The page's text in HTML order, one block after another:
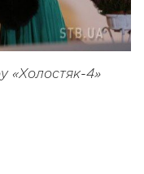
«Холостяк-4»